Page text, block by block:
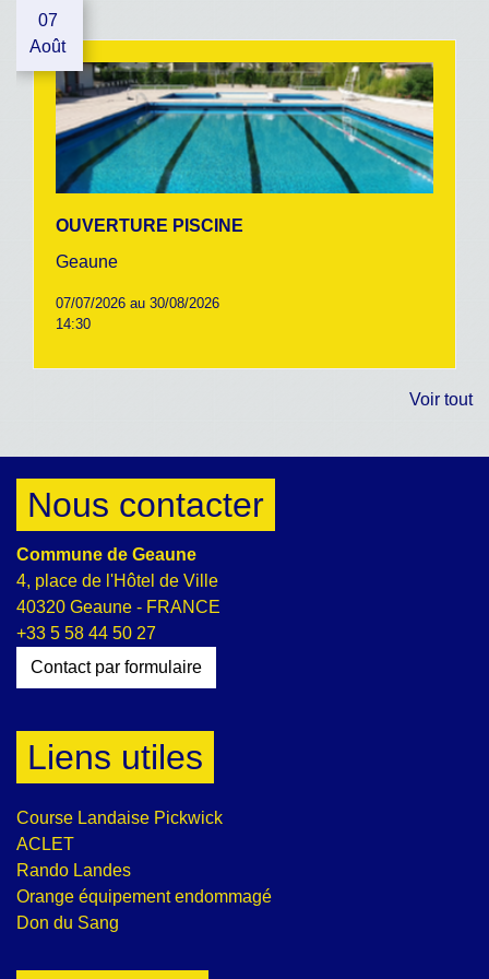
07
Août
OUVERTURE PISCINE
Geaune
07/07/2026 au 30/08/2026
14:30
Voir tout
Nous contacter
Commune de Geaune
4, place de l'Hôtel de Ville
40320 Geaune - FRANCE
+33 5 58 44 50 27
Contact par formulaire
Liens utiles
Course Landaise Pickwick
ACLET
Rando Landes
Orange équipement endommagé
Don du Sang